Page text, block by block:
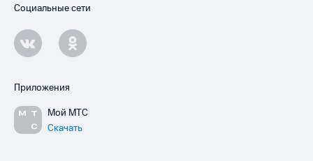
Социальные сети
Приложения
Мой МТС
Скачать